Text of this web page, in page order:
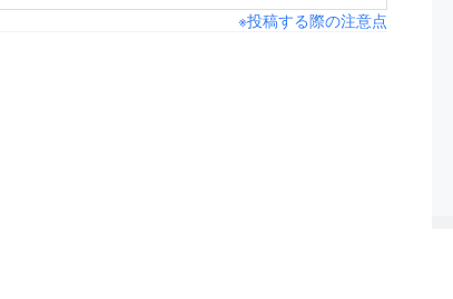
※投稿する際の注意点